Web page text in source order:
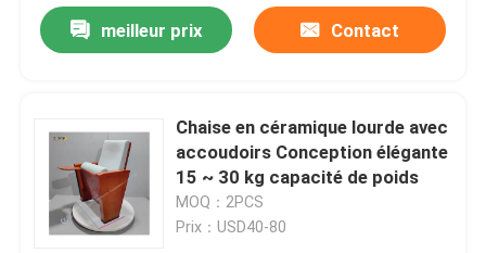
meilleur prix Contact
Chaise en céramique lourde avec
accoudoirs Conception élégante
15 ~ 30 kg capacité de poids
MOQ：2PCS
Prix：USD40-80